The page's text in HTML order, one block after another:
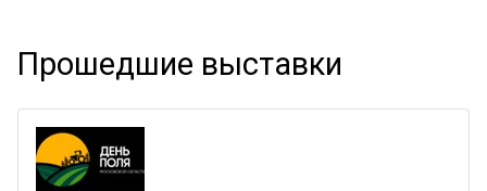
Прошедшие выставки